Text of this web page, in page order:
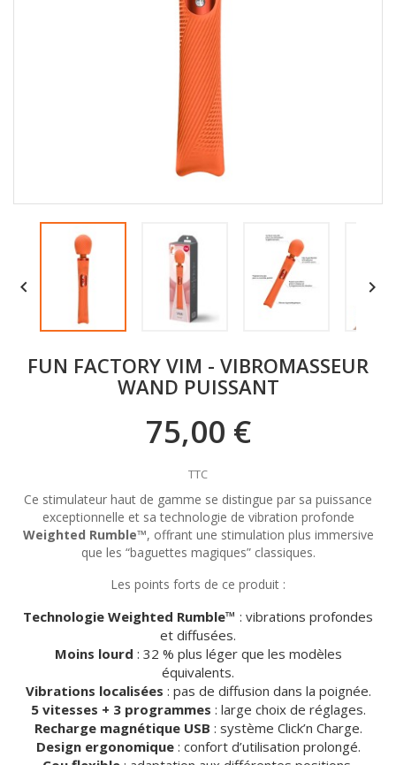
 
FUN FACTORY VIM - VIBROMASSEUR
WAND PUISSANT
75,00 €
TTC
Ce stimulateur haut de gamme se distingue par sa puissance
exceptionnelle et sa technologie de vibration profonde
Weighted Rumble™, offrant une stimulation plus immersive
que les “baguettes magiques” classiques.
Les points forts de ce produit :
Technologie Weighted Rumble™ : vibrations profondes
et diffusées.
Moins lourd : 32 % plus léger que les modèles
équivalents.
Vibrations localisées : pas de diffusion dans la poignée.
5 vitesses + 3 programmes : large choix de réglages.
Recharge magnétique USB : système Click’n Charge.
Design ergonomique: confort d’utilisation prolongé.